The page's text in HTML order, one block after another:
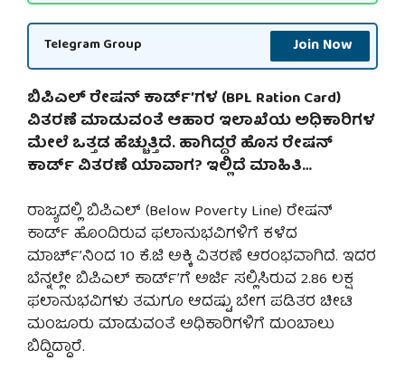
Telegram Group Join Now
ಬಿಪಿಎಲ್ ರೇಷನ್ ಕಾರ್ಡ್’ಗಳ (BPL Ration Card)
ವಿತರಣೆ ಮಾಡುವಂತೆ ಆಹಾರ ಇಲಾಖೆಯ ಅಧಿಕಾರಿಗಳ
ಮೇಲೆ ಒತ್ತಡ ಹೆಚ್ಚುತ್ತಿದೆ. ಹಾಗಿದ್ದರೆ ಹೊಸ ರೇಷನ್
ಕಾರ್ಡ್ ವಿತರಣೆ ಯಾವಾಗ? ಇಲ್ಲಿದೆ ಮಾಹಿತಿ…
ರಾಜ್ಯದಲ್ಲಿ ಬಿಪಿಎಲ್ (Below Poverty Line) ರೇಷನ್
ಕಾರ್ಡ್ ಹೊಂದಿರುವ ಫಲಾನುಭವಿಗಳಿಗೆ ಕಳೆದ
ಮಾರ್ಚ್’ನಿಂದ 10 ಕೆ.ಜಿ ಅಕ್ಕಿ ವಿತರಣೆ ಆರಂಭವಾಗಿದೆ. ಇದರ
ಬೆನ್ನಲ್ಲೇ ಬಿಪಿಎಲ್ ಕಾರ್ಡ್’ಗೆ ಅರ್ಜಿ ಸಲ್ಲಿಸಿರುವ 2.86 ಲಕ್ಷ
ಫಲಾನುಭವಿಗಳು ತಮಗೂ ಆದಷ್ಟು ಬೇಗ ಪಡಿತರ ಚೀಟಿ
ಮಂಜೂರು ಮಾಡುವಂತೆ ಅಧಿಕಾರಿಗಳಿಗೆ ದುಂಬಾಲು
ಬಿದ್ದಿದ್ದಾರೆ.